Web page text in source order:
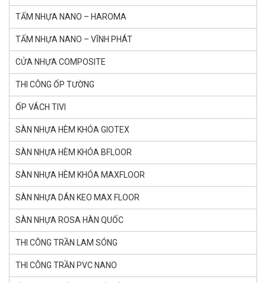
TẤM NHỰA NANO – HAROMA
TẤM NHỰA NANO – VĨNH PHÁT
CỬA NHỰA COMPOSITE
THI CÔNG ỐP TƯỜNG
ỐP VÁCH TIVI
SÀN NHỰA HÈM KHÓA GlOTEX
SÀN NHỰA HÈM KHÓA BFLOOR
SÀN NHỰA HÈM KHÓA MAXFLOOR
SÀN NHỰA DÁN KEO MAX FLOOR
SÀN NHỰA ROSA HÀN QUỐC
THI CÔNG TRẦN LAM SÓNG
THI CÔNG TRẦN PVC NANO